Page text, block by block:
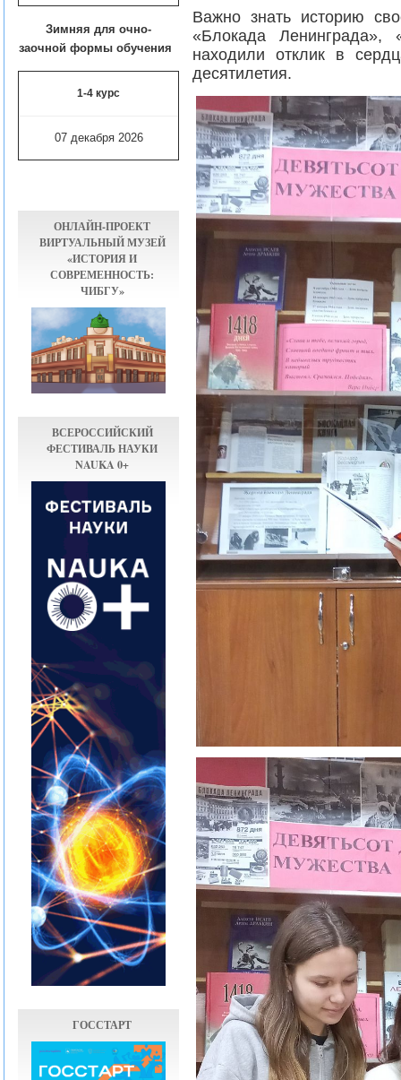
Зимняя для очно-
заочной формы обучения
1-4 курс
07 декабря 2026
ОНЛАЙН-ПРОЕКТ
ВИРТУАЛЬНЫЙ МУЗЕЙ
«ИСТОРИЯ И
СОВРЕМЕННОСТЬ:
ЧИБГУ»
ВСЕРОССИЙСКИЙ
ФЕСТИВАЛЬ НАУКИ
NAUKA 0+
ГОССТАРТ
Важно знать историю
«Блокада Ленинграда»,
находили отклик в
десятилетия.